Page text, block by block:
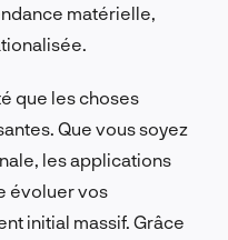
matérielle,
que les choses
Que vous soyez
les applications
évoluer vos
initial massif. Grâce